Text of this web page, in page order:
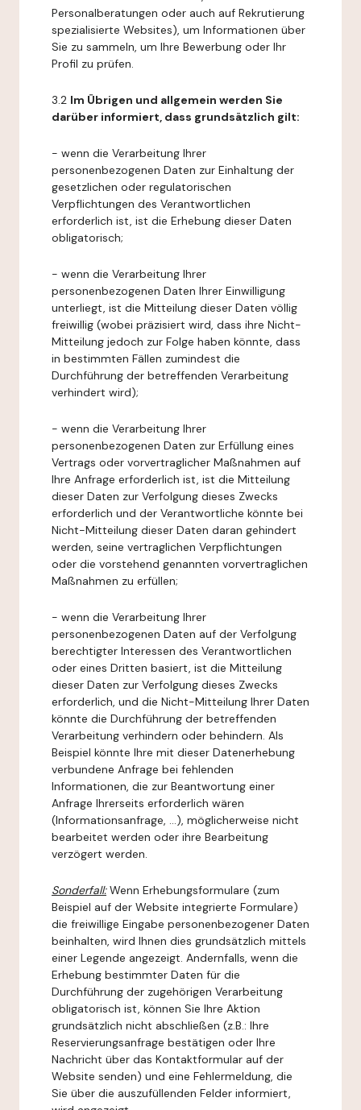
Personalberatungen oder auch auf Rekrutierung
spezialisierte Websites), um Informationen über
Sie zu sammeln, um Ihre Bewerbung oder Ihr
Profil zu prüfen.
3.2 Im Übrigen und allgemein werden Sie
darüber informiert, dass grundsätzlich gilt:
- wenn die Verarbeitung Ihrer
personenbezogenen Daten zur Einhaltung der
gesetzlichen oder regulatorischen
Verpflichtungen des Verantwortlichen
erforderlich ist, ist die Erhebung dieser Daten
obligatorisch;
- wenn die Verarbeitung Ihrer
personenbezogenen Daten Ihrer Einwilligung
unterliegt, ist die Mitteilung dieser Daten völlig
freiwillig (wobei präzisiert wird, dass ihre Nicht-
Mitteilung jedoch zur Folge haben könnte, dass
in bestimmten Fällen zumindest die
Durchführung der betreffenden Verarbeitung
verhindert wird);
- wenn die Verarbeitung Ihrer
personenbezogenen Daten zur Erfüllung eines
Vertrags oder vorvertraglicher Maßnahmen auf
Ihre Anfrage erforderlich ist, ist die Mitteilung
dieser Daten zur Verfolgung dieses Zwecks
erforderlich und der Verantwortliche könnte bei
Nicht-Mitteilung dieser Daten daran gehindert
werden, seine vertraglichen Verpflichtungen
oder die vorstehend genannten vorvertraglichen
Maßnahmen zu erfüllen;
- wenn die Verarbeitung Ihrer
personenbezogenen Daten auf der Verfolgung
berechtigter Interessen des Verantwortlichen
oder eines Dritten basiert, ist die Mitteilung
dieser Daten zur Verfolgung dieses Zwecks
erforderlich, und die Nicht-Mitteilung Ihrer Daten
könnte die Durchführung der betreffenden
Verarbeitung verhindern oder behindern. Als
Beispiel könnte Ihre mit dieser Datenerhebung
verbundene Anfrage bei fehlenden
Informationen, die zur Beantwortung einer
Anfrage Ihrerseits erforderlich wären
(Informationsanfrage, ...), möglicherweise nicht
bearbeitet werden oder ihre Bearbeitung
verzögert werden.
Sonderfall:Wenn Erhebungsformulare (zum
Beispiel auf der Website integrierte Formulare)
die freiwillige Eingabe personenbezogener Daten
beinhalten, wird Ihnen dies grundsätzlich mittels
einer Legende angezeigt. Andernfalls, wenn die
Erhebung bestimmter Daten für die
Durchführung der zugehörigen Verarbeitung
obligatorisch ist, können Sie Ihre Aktion
grundsätzlich nicht abschließen (z.B.: Ihre
Reservierungsanfrage bestätigen oder Ihre
Nachricht über das Kontaktformular auf der
Website senden) und eine Fehlermeldung, die
Sie über die auszufüllenden Felder informiert,